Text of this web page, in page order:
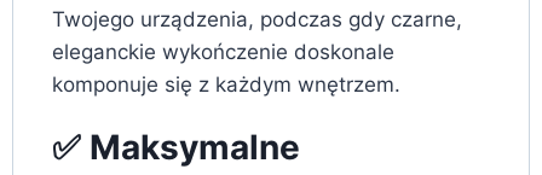
Twojego urządzenia, podczas gdy czarne,
eleganckie wykończenie doskonale
komponuje się z każdym wnętrzem.
✅ Maksymalne